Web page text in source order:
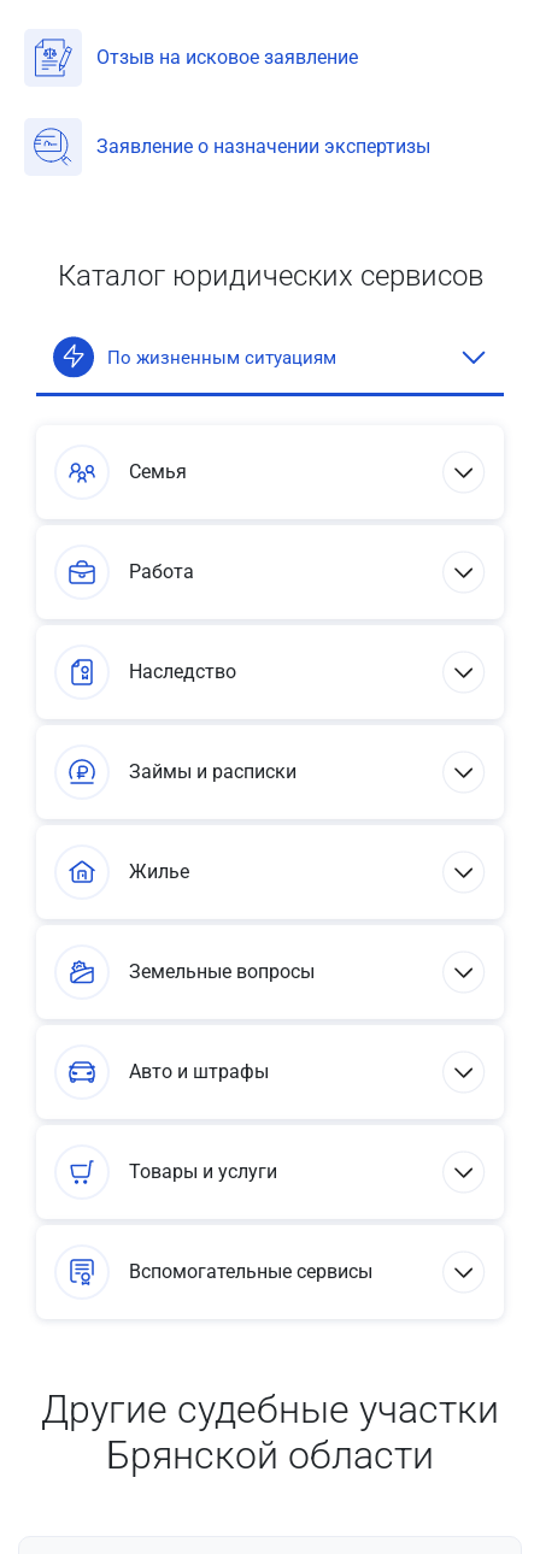
Отзыв на исковое заявление
Заявление о назначении экспертизы
Каталог юридических сервисов
По жизненным ситуациям
Семья
Работа
Наследство
Займы и расписки
Жилье
Земельные вопросы
Авто и штрафы
Товары и услуги
Вспомогательные сервисы
Другие судебные участки
Брянской области